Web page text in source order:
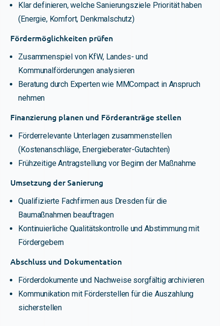
Klar definieren, welche Sanierungsziele Priorität haben
(Energie, Komfort, Denkmalschutz)
Fördermöglichkeiten prüfen
Zusammenspiel von KfW, Landes- und
Kommunalförderungen analysieren
Beratung durch Experten wie MMCompact in Anspruch
nehmen
Finanzierung planen und Förderanträge stellen
Förderrelevante Unterlagen zusammenstellen
(Kostenanschläge, Energieberater-Gutachten)
Frühzeitige Antragstellung vor Beginn der Maßnahme
Umsetzung der Sanierung
Qualifizierte Fachfirmen aus Dresden für die
Baumaßnahmen beauftragen
Kontinuierliche Qualitätskontrolle und Abstimmung mit
Fördergebern
Abschluss und Dokumentation
Förderdokumente und Nachweise sorgfältig archivieren
Kommunikation mit Förderstellen für die Auszahlung
sicherstellen